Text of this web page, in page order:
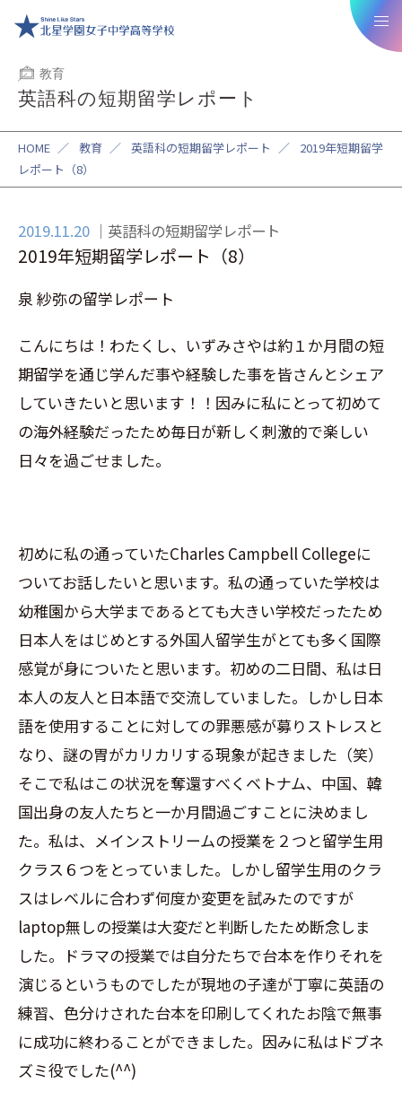
教育
英語科の短期留学レポート
HOME ／ 教育 ／ 英語科の短期留学レポート ／
2019年短期留学
レポート（8）
2019.11.20 英語科の短期留学レポート
2019年短期留学レポート（8）
泉 紗弥の留学レポート
こんにちは！わたくし、いずみさやは約１か月間の短
期留学を通じ学んだ事や経験した事を皆さんとシェア
していきたいと思います！！因みに私にとって初めて
の海外経験だったため毎日が新しく刺激的で楽しい
日々を過ごせました。
初めに私の通っていたCharles Campbell Collegeに
ついてお話したいと思います。私の通っていた学校は
幼稚園から大学まであるとても大きい学校だったため
日本人をはじめとする外国人留学生がとても多く国際
感覚が身についたと思います。初めの二日間、私は日
本人の友人と日本語で交流していました。しかし日本
語を使用することに対しての罪悪感が募りストレスと
なり、謎の胃がカリカリする現象が起きました（笑）
そこで私はこの状況を奪還すべくベトナム、中国、韓
国出身の友人たちと一か月間過ごすことに決めまし
た。私は、メインストリームの授業を２つと留学生用
クラス６つをとっていました。しかし留学生用のクラ
スはレベルに合わず何度か変更を試みたのですが
laptop無しの授業は大変だと判断したため断念しま
した。ドラマの授業では自分たちで台本を作りそれを
演じるというものでしたが現地の子達が丁寧に英語の
練習、色分けされた台本を印刷してくれたお陰で無事
に成功に終わることができました。因みに私はドブネ
ズミ役でした(^^)